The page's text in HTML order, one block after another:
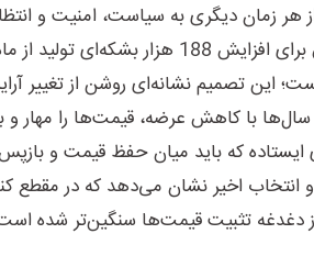
هر زمان دیگری به سیاست، امنیت و
خورده، تصمیم تازه اوپک‌پلاس برای افزایش 188
این تصمیم نشانه‌ای روشن از تغییر
با کاهش عرضه، قیمت‌ها را مهار و
که باید میان حفظ قیمت و
انتخاب اخیر نشان می‌دهد که در مقطع
از دغدغه تثبیت قیمت‌ها سنگین‌تر شده